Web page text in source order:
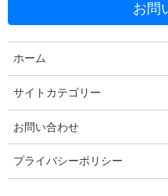
コメントを残す
メールアドレスが公開される
欄は必須項目です
お問
ホーム
サイトカテゴリー
お問い合わせ
プライバシーポリシー